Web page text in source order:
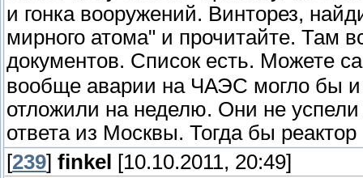
и гонка вооружений. Винторез,
мирного атома" и прочитайте. Там
документов. Список есть. Можете
вообще аварии на ЧАЭС могло бы и
отложили на неделю. Они не
ответа из Москвы. Тогда бы реактор
[239] finkel
[10.10.2011, 20:49]